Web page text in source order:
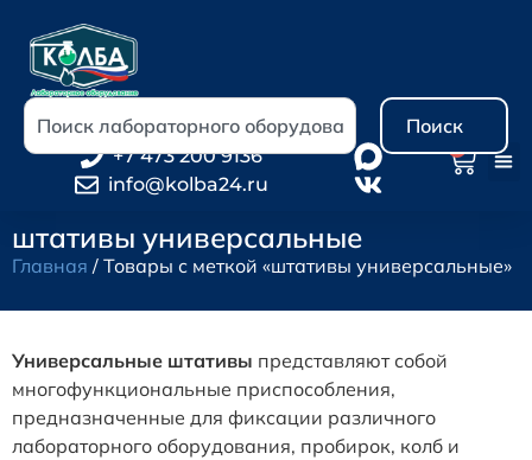
Поиск
+7 473 200 9136
info@kolba24.ru
штативы универсальные
Главная / Товары с меткой «штативы универсальные»
Универсальные штативы представляют собой
многофункциональные приспособления,
предназначенные для фиксации различного
лабораторного оборудования, пробирок, колб и